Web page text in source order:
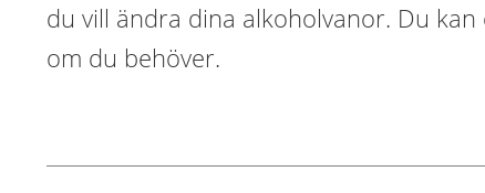
du vill ändra dina alkoholvanor. Du
om du behöver.